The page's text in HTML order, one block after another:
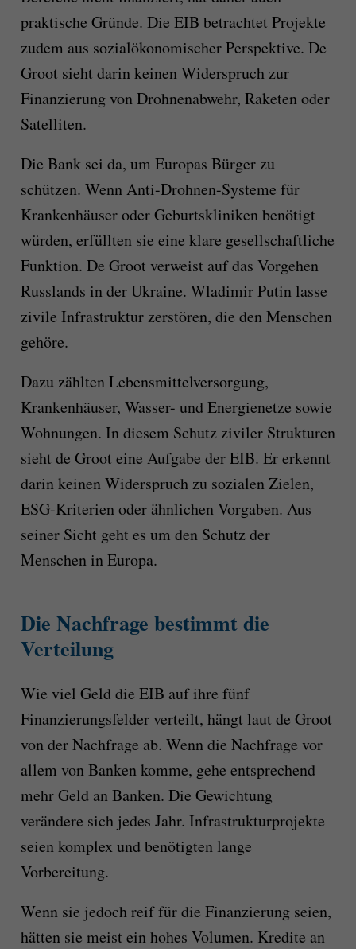
praktische Gründe. Die EIB betrachtet Projekte
zudem aus sozialökonomischer Perspektive. De
Groot sieht darin keinen Widerspruch zur
Finanzierung von Drohnenabwehr, Raketen oder
Satelliten.
Die Bank sei da, um Europas Bürger zu
schützen. Wenn Anti-Drohnen-Systeme für
Krankenhäuser oder Geburtskliniken benötigt
würden, erfüllten sie eine klare gesellschaftliche
Funktion. De Groot verweist auf das Vorgehen
Russlands in der Ukraine. Wladimir Putin lasse
zivile Infrastruktur zerstören, die den Menschen
gehöre.
Dazu zählten Lebensmittelversorgung,
Krankenhäuser, Wasser- und Energienetze sowie
Wohnungen. In diesem Schutz ziviler Strukturen
sieht de Groot eine Aufgabe der EIB. Er erkennt
darin keinen Widerspruch zu sozialen Zielen,
ESG-Kriterien oder ähnlichen Vorgaben. Aus
seiner Sicht geht es um den Schutz der
Menschen in Europa.
Die Nachfrage bestimmt die
Verteilung
Wie viel Geld die EIB auf ihre fünf
Finanzierungsfelder verteilt, hängt laut de Groot
von der Nachfrage ab. Wenn die Nachfrage vor
allem von Banken komme, gehe entsprechend
mehr Geld an Banken. Die Gewichtung
verändere sich jedes Jahr. Infrastrukturprojekte
seien komplex und benötigten lange
Vorbereitung.
Wenn sie jedoch reif für die Finanzierung seien,
hätten sie meist ein hohes Volumen. Kredite an